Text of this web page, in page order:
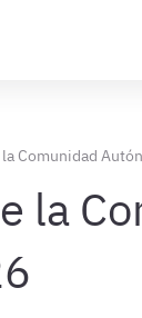
Comunidad
la